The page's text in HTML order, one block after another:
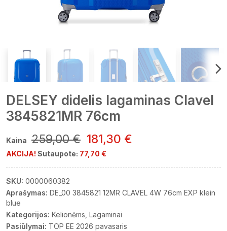
DELSEY didelis lagaminas Clavel
3845821MR 76cm
Kaina 259,00 € 181,30 €
AKCIJA! Sutaupote: 77,70 €
SKU: 0000060382
Aprašymas: DE_00 3845821 12MR CLAVEL 4W 76cm EXP klein
blue
Kategorijos: Kelionėms Lagaminai
Pasiūlymai: TOP EE 2026 pavasaris